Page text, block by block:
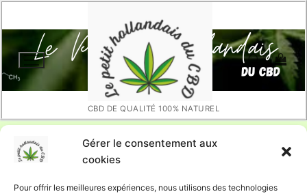
Gérer le consentement aux
cookies
Pour offrir les meilleures expériences, nous utilisons des technologies
contenu
CBD DE QUALITÉ 100% NATUREL
Rechercher :
MON PANIER